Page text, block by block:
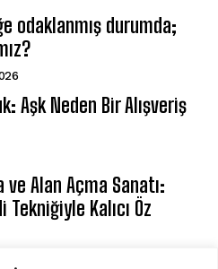
odaklanmış durumda;
Aşk Neden Bir Alışveriş
ve Alan Açma Sanatı:
Kalıcı Öz